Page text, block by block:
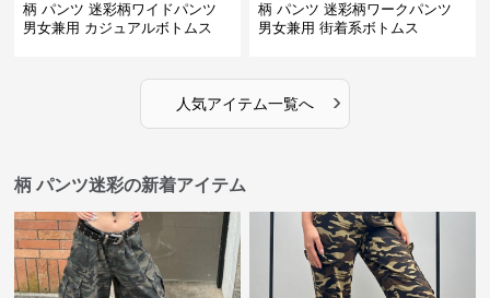
柄 パンツ 迷彩柄ワイドパンツ
男女兼用 カジュアルボトムス
柄 パンツ 迷彩柄ワークパンツ
男女兼用 街着系ボトムス
人気アイテム一覧へ ›
柄 パンツ迷彩の新着アイテム